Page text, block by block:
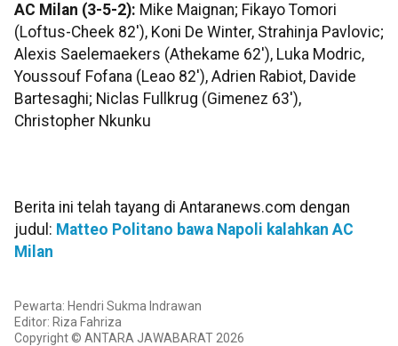
AC Milan (3-5-2): Mike Maignan; Fikayo Tomori
(Loftus-Cheek 82'), Koni De Winter, Strahinja Pavlovic;
Alexis Saelemaekers (Athekame 62'), Luka Modric,
Youssouf Fofana (Leao 82'), Adrien Rabiot, Davide
Bartesaghi; Niclas Fullkrug (Gimenez 63'),
Christopher Nkunku
Berita ini telah tayang di Antaranews.com dengan
judul: Matteo Politano bawa Napoli kalahkan AC
Milan
Pewarta: Hendri Sukma Indrawan
Editor: Riza Fahriza
Copyright © ANTARA JAWABARAT 2026